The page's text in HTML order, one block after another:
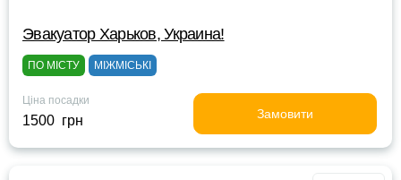
Эвакуатор Харьков, Украина!
ПО МІСТУ МІЖМІСЬКІ
Ціна посадки
1500 грн Замовити